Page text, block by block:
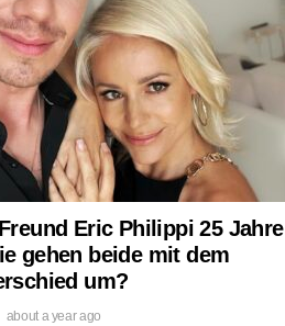
Eric Philippi 25 Jahre
gehen beide mit dem
um?
about a year ago